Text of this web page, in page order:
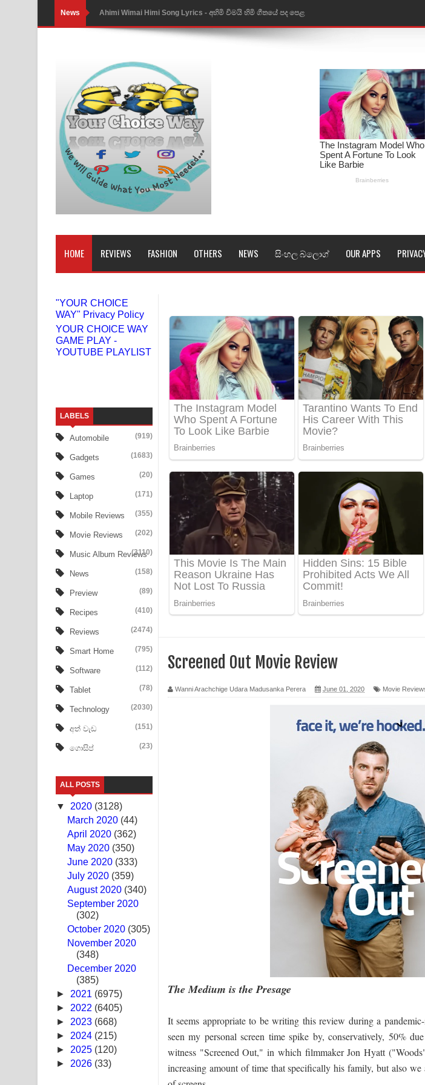
News Mathaka Parana Song Lyrics - මතක පාරනා ගීතයේ පද පෙළ
Nimnadhen Song Lyrics - නිම්නාදෙන් ගීතයේ පද පෙළ
Obamai Mage Adare Song Lyrics - ඔබමයි මගේ ආදරේ ගීතයේ පද පෙළ
Pansal Gihin Song Lyrics - පන්සල් ගිහිං ගීතයේ පද පෙළ
Ankeliya Song Lyrics - අංකෙළිය ගීතයේ පද පෙළ
DEAR GOD Song Lyrics - ඩියර් ගෝඩ් ගීතයේ පද පෙළ
MANAMALA KATHA Song Lyrics - මනමාල කතා ගීතයේ පද පෙළ
Dai Dai Lyrics - Shakira, Burna Boy | 2026 football world cup song lyrics
Lassana Amma Song Lyrics - ලස්සන අම්මා ගීතයේ පද පෙළ
Liyamuda Dan Anagathe Song Lyrics - ලියමුද දැන් අනාගතේ ගීතයේ පද පෙළ
Doni Song Lyrics - දෝණි ගීතයේ පද පෙළ
Benthara Palame Song Lyrics - බෙන්තර පාලමේ ගීතයේ පද පෙළ
Sanda Babalena Song Lyrics - සඳ බැබලෙන ගීතයේ පද පෙළ
Adare Wadi Nisa Song Lyrics - ආදරේ වැඩි නිසා ගීතයේ පද පෙළ
UNUHUMA Song Lyrics - උණුහුම ගීතයේ පද පෙළ
Katakara Song Lyrics - කටකාර ගීතයේ පද පෙළ
Tharu Yaye Dilena Song Lyrics - තරු යායේ දිලෙනා ගීතයේ පද පෙළ
Ow Man Sosa Song Lyrics - ඔව් මං සෝසා ගීතයේ පද පෙළ
Aye Lanweela Song Lyrics - ආයේ ලංවීලා ගීතයේ පද පෙළ
BTS : Hooligan Lyrics
Apa Hamuwee Song Lyrics - අප හමුවී ගීතයේ පද පෙළ
PATHINIYE Song Lyrics - පතිනියනේ ගීතයේ පද පෙළ
Sorry Sir Song Lyrics - සොරි සර් ගීතයේ පද පෙළ
Mathaka Aluthin Liyanna Song Lyrics - මතක අලුතින් ලියන්න ගීතයේ පද පෙළ
Sandak Awith Song Lyrics - සඳක් ඇවිත් ගීතයේ පද පෙළ
Swetha Sande Song Lyrics - ශ්වේත සඳේ ගීතයේ පද පෙළ
Ma Igili Giya Lyrics - මා ඉගිලී ගියා ගීතයේ පද පෙළ
Ras Balan Song Lyrics - රැස් බලන් ගීතයේ පද පෙළ
Hoda sihiyen Song Lyrics - හොද සිහියෙන් ගීතයේ පද පෙළ
Awanken Song Lyrics - අවංකෙන් ගීතයේ පද පෙළ
Pa Sina Song Lyrics - පෑ සිනා ගීතයේ පද පෙළ
Akahe Indala Song Lyrics - ආකාහේ ඉඳලා ගීතයේ පද පෙළ
Raawaya Song Lyrics - රාවය ගීතයේ පද පෙළ
Saddeta Denna Song Lyrics - සද්දෙට දෙන්න ගීතයේ පද පෙළ
Kaalaya Song Lyrics - කාලය ගීතයේ පද පෙළ
HOME REVIEWS FASHION OTHERS NEWS සිංහල බ්ලොග් OUR APPS
"YOUR CHOICE
WAY" Privacy Policy
YOUR CHOICE WAY
GAME PLAY -
YOUTUBE PLAYLIST
LABELS
Automobile (919)
Gadgets (1683)
Games (20)
Laptop (171)
Mobile Reviews (355)
Movie Reviews (202)
Music Album Reviews
(3110)
News (158)
Preview (89)
Recipes (410)
Reviews (2474)
Smart Home (795)
Software (112)
Tablet (78)
Technology (2030)
අත් වැඩ (151)
ගොසිප් (23)
ALL POSTS
▼ 2020 (3128)
March 2020 (44)
April 2020 (362)
May 2020 (350)
June 2020 (333)
July 2020 (359)
August 2020 (340)
September 2020
(302)
October 2020 (305)
November 2020
(348)
December 2020
(385)
► 2021 (6975)
► 2022 (6405)
► 2023 (668)
► 2024 (215)
► 2025 (120)
► 2026 (33)
Screened Out Movie Review
Wanni Arachchige Udara Madusanka Perera June 01, 2020 Movie
The Medium is the Presage
It seems appropriate to be writing this review during a
seen my personal screen time spike by, conservatively, 50%
witness "Screened Out," in which filmmaker Jon Hyatt
increasing amount of time that specifically his family, but also we